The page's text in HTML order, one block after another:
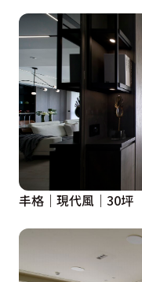
丰格｜現代風｜30坪